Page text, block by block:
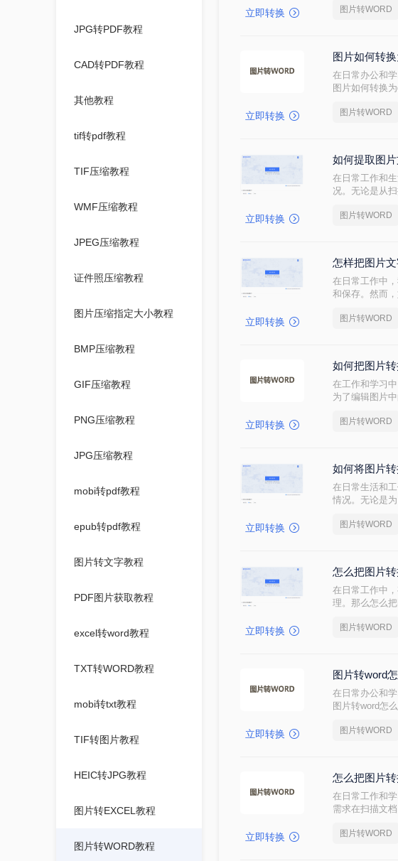
JPG转PDF教程
CAD转PDF教程
其他教程
tif转pdf教程
TIF压缩教程
WMF压缩教程
JPEG压缩教程
证件照压缩教程
图片压缩指定大小教程
BMP压缩教程
GIF压缩教程
PNG压缩教程
JPG压缩教程
mobi转pdf教程
epub转pdf教程
图片转文字教程
PDF图片获取教程
excel转word教程
TXT转WORD教程
mobi转txt教程
TIF转图片教程
HEIC转JPG教程
图片转EXCEL教程
图片转WORD教程
立即转换 图片转WORD
立即转换
图片如何转
在日常办公和
图片如何转换
图片转WORD
立即转换
如何提取图
在日常工作和
况。无论是从
用的方法来实
图片转WORD
立即转换
怎样把图片
在日常工作中
和保存。然而
的转换。
图片转WORD
立即转换
如何把图片
在工作和学习
为了编辑图片
图片转WORD
立即转换
如何将图片
在日常生活和
情况。无论是
标。
图片转WORD
立即转换
怎么把图片
在日常工作中
理。那么怎么
图片转WORD
立即转换
图片转word
在日常办公和
图片转word怎
图片转WORD
立即转换
怎么把图片
在日常工作和
需求在扫描文
图片转WORD